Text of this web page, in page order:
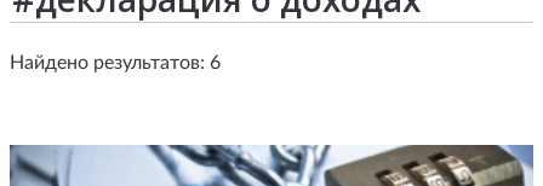
Найдено результатов: 6